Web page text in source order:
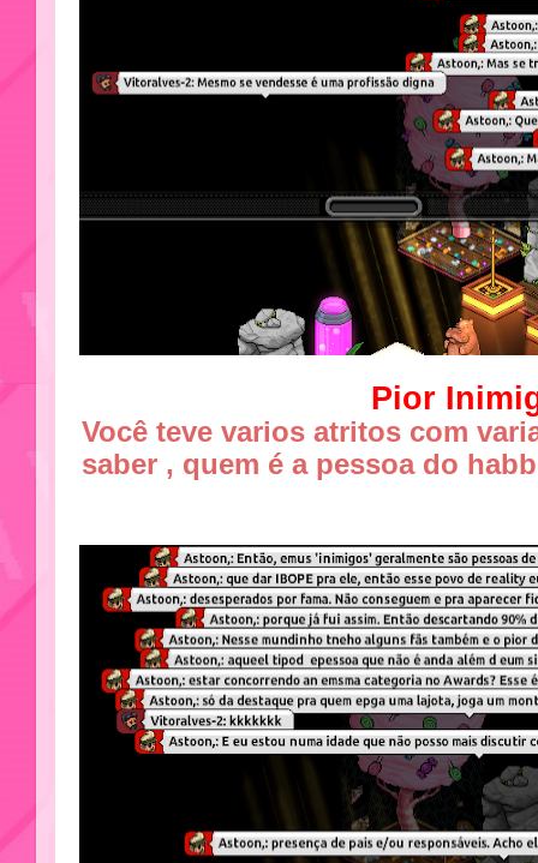
Pior
Você teve varios atritos com
saber , quem é a pessoa do